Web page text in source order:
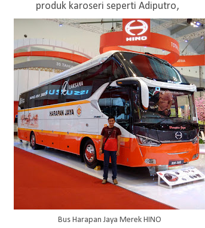
Bus Harapan Jaya Merek HINO
produk karoseri seperti Adiputro,